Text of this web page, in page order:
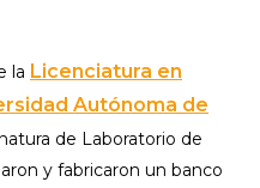
la Licenciatura en
Autónoma de
de Laboratorio de
y fabricaron un banco